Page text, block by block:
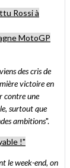
Rossi à
MotoGP
des cris de
victoire en
contre une
surtout que
ambitions".
!"
le week-end, on